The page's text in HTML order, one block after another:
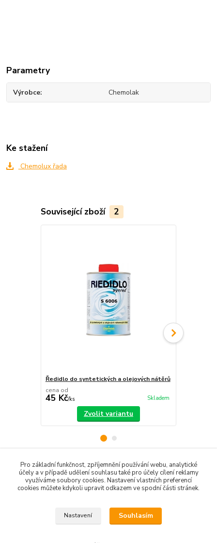
Parametry
Výrobce Chemolak
Ke stažení
Chemolux řada
Související zboží 2
Ředidlo do syntetických a olejových nátěrů
cena od
45 Kč/ks Skladem
Zvolit variantu
Zboží zařazeno v kategoriích
Laky, lazury a oleje
Pro základní funkčnost, zpříjemnění používání webu, analytické
účely a v případě udělení souhlasu také pro účely cílení reklamy
využíváme soubory cookies. Nastavení vlastních preferencí
cookies můžete kdykoli upravit odkazem ve spodní části stránek.
Nastavení Souhlasím